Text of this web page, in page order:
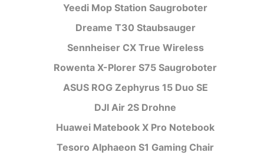
Yeedi Mop Station Saugroboter
Dreame T30 Staubsauger
Sennheiser CX True Wireless
Rowenta X-Plorer S75 Saugroboter
ASUS ROG Zephyrus 15 Duo SE
DJI Air 2S Drohne
Huawei Matebook X Pro Notebook
Tesoro Alphaeon S1 Gaming Chair